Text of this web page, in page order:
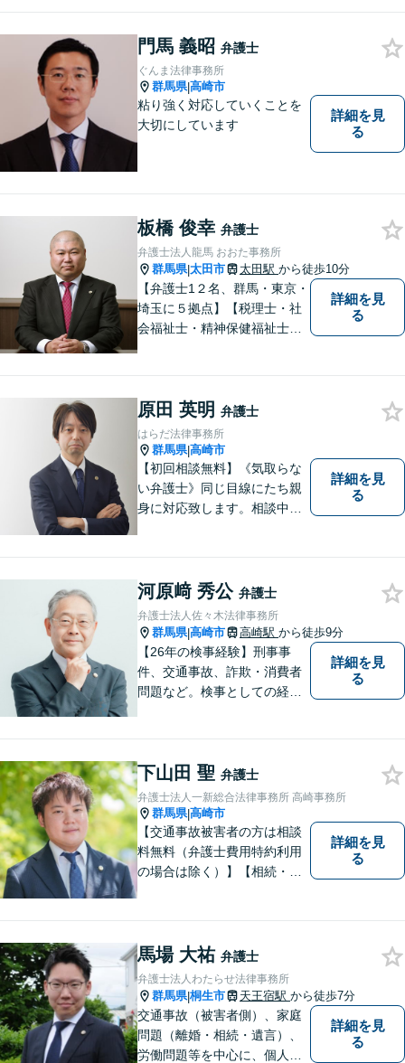
す。お気軽にご相談くださ
い。
門馬 義昭 弁護士
ぐんま法律事務所
群馬県|高崎市
粘り強く対応していくことを
大切にしています
詳細を見
る
板橋 俊幸 弁護士
弁護士法人龍馬 おおた事務所
群馬県|太田市 太田駅 から徒歩10分
【弁護士1２名、群馬・東京・
埼玉に５拠点】【税理士・社
会福祉士・精神保健福祉士が
能】
詳細を見
る
原田 英明 弁護士
はらだ法律事務所
群馬県|高崎市
【初回相談無料】《気取らな
い弁護士》同じ目線にたち親
身に対応致します。相談中も
い合わせください。
詳細を見
る
河原﨑 秀公 弁護士
弁護士法人佐々木法律事務所
群馬県|高崎市 高崎駅 から徒歩9分
【26年の検事経験】刑事事
件、交通事故、詐欺・消費者
問題など。検事としての経験
めの証拠収集が重要です。お
早めにご相談ください【休
日・夜間対応可】【完全個
室】
詳細を見
る
下山田 聖 弁護士
弁護士法人一新総合法律事務所 高崎事務所
群馬県|高崎市
【交通事故被害者の方は相談
料無料（弁護士費用特約利用
の場合は除く）】【相続・債
で連携し、問題解決に向けて
取り組みます。おひとりで悩
まずに、お気軽にお問い合わ
せください。
詳細を見
る
馬場 大祐 弁護士
弁護士法人わたらせ法律事務所
群馬県|桐生市 天王宿駅 から徒歩7分
交通事故（被害者側）、家庭
問題（離婚・相続・遺言）、
労働問題等を中心に、個人・
詳細を見
る